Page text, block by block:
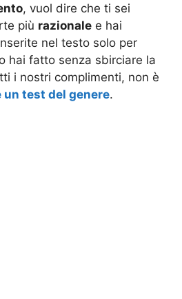
, vuol dire che ti sei
più razionale e hai
nel testo solo per
hai fatto senza sbirciare la
i nostri complimenti, non è
un test del genere.